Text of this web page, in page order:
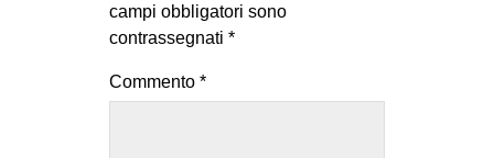
campi obbligatori sono
contrassegnati *
Commento *